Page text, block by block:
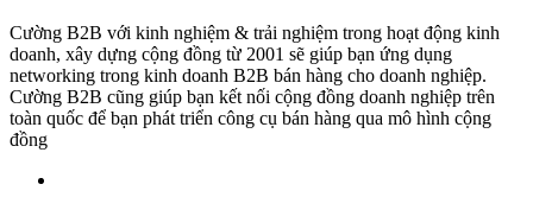
Cường B2B với kinh nghiệm & trải nghiệm trong hoạt động kinh
doanh, xây dựng cộng đồng từ 2001 sẽ giúp bạn ứng dụng
networking trong kinh doanh B2B bán hàng cho doanh nghiệp.
Cường B2B cũng giúp bạn kết nối cộng đồng doanh nghiệp trên
toàn quốc để bạn phát triển công cụ bán hàng qua mô hình cộng
đồng